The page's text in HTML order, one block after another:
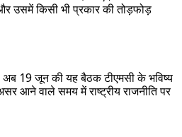
उसमें किसी भी प्रकार की तोड़फोड़
अब 19 जून की यह बैठक टीएमसी के भविष्य
आने वाले समय में राष्ट्रीय राजनीति पर